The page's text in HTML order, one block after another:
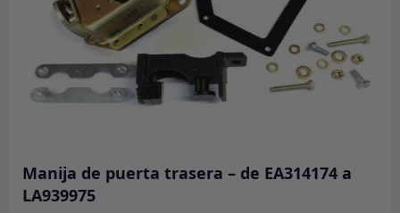
Manija de puerta trasera – de EA314174 a
LA939975